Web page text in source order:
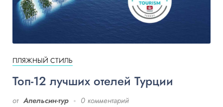
ПЛЯЖНЫЙ СТИЛЬ
Топ-12 лучших отелей Турции
от Апельсин-тур 0 комментарий